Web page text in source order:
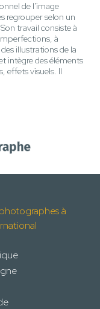
de l'image
regrouper selon un
travail consiste à
à
illustrations de la
intègre des éléments
effets visuels. Il
à